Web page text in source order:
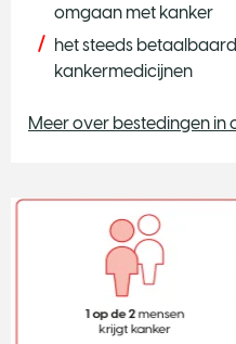
omgaan met kanker
het steeds
kankermedicijnen
Meer over bestedingen in